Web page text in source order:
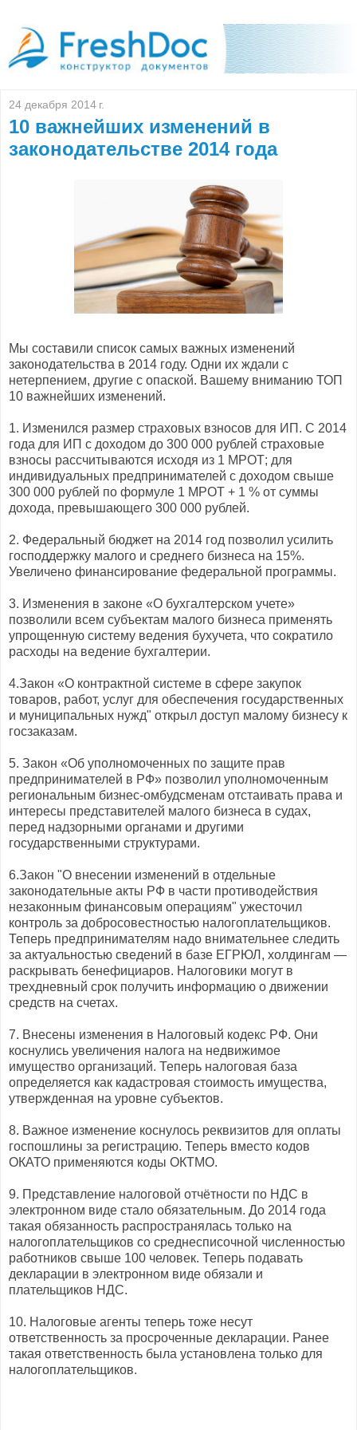
24 декабря 2014 г.
10 важнейших изменений в
законодательстве 2014 года
Мы составили список самых важных изменений
законодательства в 2014 году. Одни их ждали с
нетерпением, другие с опаской. Вашему вниманию ТОП
10 важнейших изменений.
1. Изменился размер страховых взносов для ИП. С 2014
года для ИП с доходом до 300 000 рублей страховые
взносы рассчитываются исходя из 1 МРОТ; для
индивидуальных предпринимателей с доходом свыше
300 000 рублей по формуле 1 МРОТ + 1 % от суммы
дохода, превышающего 300 000 рублей.
2. Федеральный бюджет на 2014 год позволил усилить
господдержку малого и среднего бизнеса на 15%.
Увеличено финансирование федеральной программы.
3. Изменения в законе «О бухгалтерском учете»
позволили всем субъектам малого бизнеса применять
упрощенную систему ведения бухучета, что сократило
расходы на ведение бухгалтерии.
4.Закон «О контрактной системе в сфере закупок
товаров, работ, услуг для обеспечения государственных
и муниципальных нужд" открыл доступ малому бизнесу к
госзаказам.
5. Закон «Об уполномоченных по защите прав
предпринимателей в РФ» позволил уполномоченным
региональным бизнес-омбудсменам отстаивать права и
интересы представителей малого бизнеса в судах,
перед надзорными органами и другими
государственными структурами.
6.Закон "О внесении изменений в отдельные
законодательные акты РФ в части противодействия
незаконным финансовым операциям" ужесточил
контроль за добросовестностью налогоплательщиков.
Теперь предпринимателям надо внимательнее следить
за актуальностью сведений в базе ЕГРЮЛ, холдингам —
раскрывать бенефициаров. Налоговики могут в
трехдневный срок получить информацию о движении
средств на счетах.
7. Внесены изменения в Налоговый кодекс РФ. Они
коснулись увеличения налога на недвижимое
имущество организаций. Теперь налоговая база
определяется как кадастровая стоимость имущества,
утвержденная на уровне субъектов.
8. Важное изменение коснулось реквизитов для оплаты
госпошлины за регистрацию. Теперь вместо кодов
ОКАТО применяются коды ОКТМО.
9. Представление налоговой отчётности по НДС в
электронном виде стало обязательным. До 2014 года
такая обязанность распространялась только на
налогоплательщиков со среднесписочной численностью
работников свыше 100 человек. Теперь подавать
декларации в электронном виде обязали и
плательщиков НДС.
10. Налоговые агенты теперь тоже несут
ответственность за просроченные декларации. Ранее
такая ответственность была установлена только для
налогоплательщиков.